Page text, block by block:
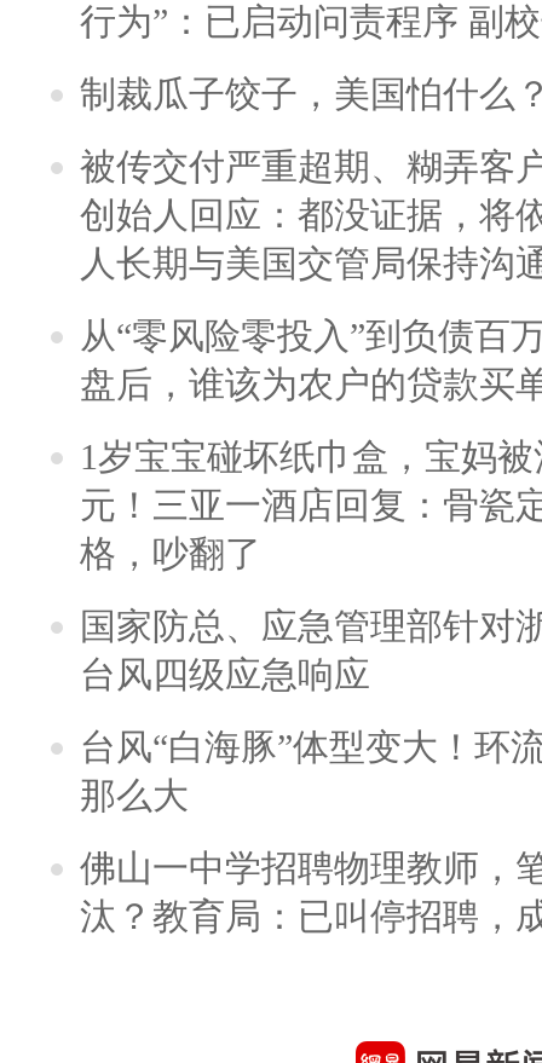
行为”：已启动问责程序 副
制裁瓜子饺子，美国怕什么
被传交付严重超期、糊弄客
创始人回应：都没证据，将
人长期与美国交管局保持沟
从“零风险零投入”到负债百
盘后，谁该为农户的贷款买
1岁宝宝碰坏纸巾盒，宝妈
元！三亚一酒店回复：骨瓷
格，吵翻了
国家防总、应急管理部针对
台风四级应急响应
台风“白海豚”体型变大！环
那么大
佛山一中学招聘物理教师，
汰？教育局：已叫停招聘，